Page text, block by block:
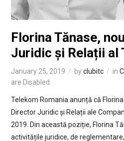
Florina Tănase,
Juridic și Relații al
January 25, 2019 byclubitc in
are Disabled
Telekom Romania anunță că
Director Juridic și Relații ale
2019. Din această poziție, Florina
activitățile juridice, de